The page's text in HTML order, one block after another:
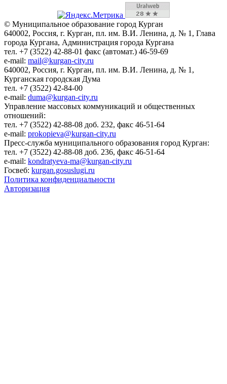
© Муниципальное образование город Курган
640002, Россия, г. Курган, пл. им. В.И. Ленина, д. № 1, Глава
города Кургана, Администрация города Кургана
тел. +7 (3522) 42-88-01 факс (автомат.) 46-59-69
e-mail: mail@kurgan-city.ru
640002, Россия, г. Курган, пл. им. В.И. Ленина, д. № 1,
Курганская городская Дума
тел. +7 (3522) 42-84-00
e-mail: duma@kurgan-city.ru
Управление массовых коммуникаций и общественных
отношений:
тел. +7 (3522) 42-88-08 доб. 232, факс 46-51-64
e-mail: prokopieva@kurgan-city.ru
Пресс-служба муниципального образования город Курган:
тел. +7 (3522) 42-88-08 доб. 236, факс 46-51-64
e-mail: kondratyeva-ma@kurgan-city.ru
Госвеб: kurgan.gosuslugi.ru
Политика конфиденциальности
Авторизация